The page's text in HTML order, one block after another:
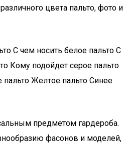
цвета пальто, фото и
С чем носить белое пальто С
Кому подойдет серое пальто
Желтое пальто Синее
предметом гардероба.
фасонов и моделей,